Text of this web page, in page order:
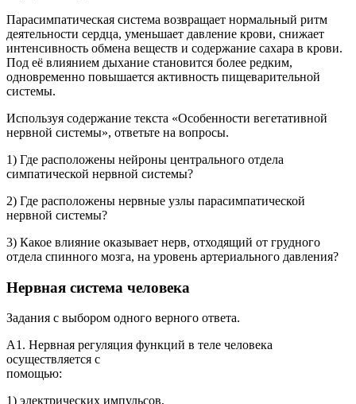
Парасимпатическая система возвращает нормальный ритм
деятельности сердца, уменьшает давление крови, снижает
интенсивность обмена веществ и содержание сахара в крови.
Под её влиянием дыхание становится более редким,
одновременно повышается активность пищеварительной
системы.
Используя содержание текста «Особенности вегетативной
нервной системы», ответьте на вопросы.
1) Где расположены нейроны центрального отдела
симпатической нервной системы?
2) Где расположены нервные узлы парасимпатической
нервной системы?
3) Какое влияние оказывает нерв, отходящий от грудного
отдела спинного мозга, на уровень артериального давления?
Нервная система человека
Задания с выбором одного верного ответа.
А1. Нервная регуляция функций в теле человека
осуществляется с
помощью:
1) электрических импульсов,